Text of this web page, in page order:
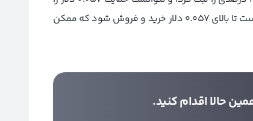
حفظ کند. علاوه بر این، قیمت ترون (tron) در سه روز گذشته تلاش کرده است تا بالای 0.057 دلار خرید و فروش شود که ممکن
حالا اقدام کنید.